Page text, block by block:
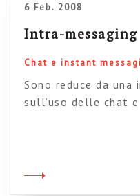
6 Feb. 2008
Intra-messaging
Chat e instant
Sono reduce da
sull’uso delle chat
(io che in realtà